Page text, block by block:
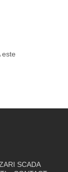
este
SCADA